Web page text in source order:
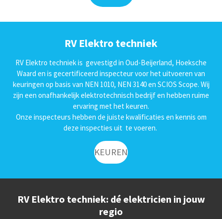
RV Elektro techniek
RV Elektro techniek is gevestigd in Oud-Beijerland, Hoeksche
Waard en is gecertificeerd inspecteur voor het uitvoeren van
keuringen op basis van NEN 1010, NEN 3140 en SCIOS Scope. Wij
zijn een onafhankelijk elektrotechnisch bedrijf en hebben ruime
ervaring met het keuren.
Onze inspecteurs hebben de juiste kwalificaties en kennis om
deze inspecties uit te voeren.
KEUREN
RV Elektro techniek: dé elektricien in jouw
regio